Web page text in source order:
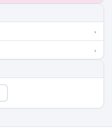
›
›